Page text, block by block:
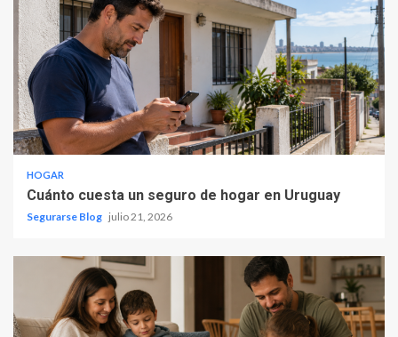
HOGAR
Cuánto cuesta un seguro de hogar en Uruguay
Segurarse Blog julio 21, 2026